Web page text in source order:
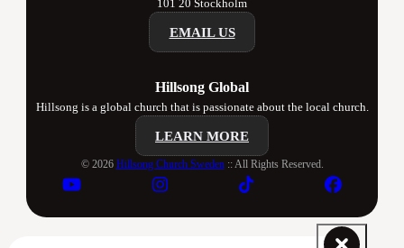
101 20 Stockholm
EMAIL US
Hillsong Global
Hillsong is a global church that is passionate about the local church.
LEARN MORE
© 2026 Hillsong Church Sweden:: All Rights Reserved.